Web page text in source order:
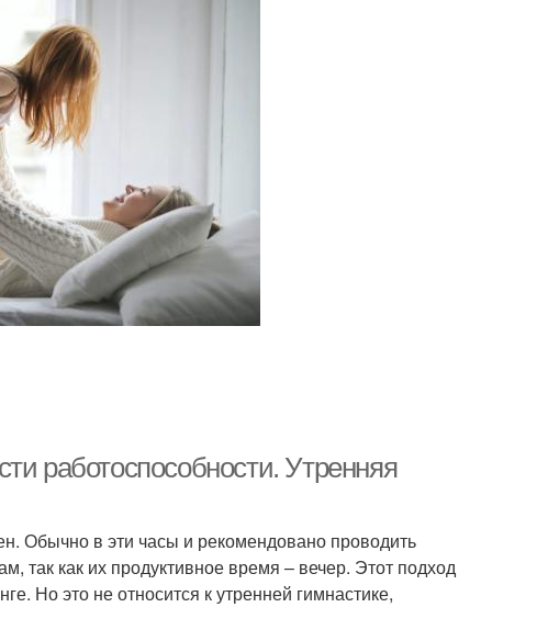
работоспособности. Утренняя
Обычно в эти часы и рекомендовано проводить
так как их продуктивное время – вечер. Этот подход
Но это не относится к утренней гимнастике,